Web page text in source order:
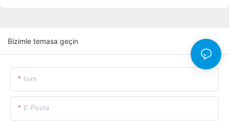
Bizimle temasa geçin
Isim
E-Posta